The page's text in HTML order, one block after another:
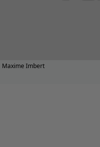
Maxime Imbert